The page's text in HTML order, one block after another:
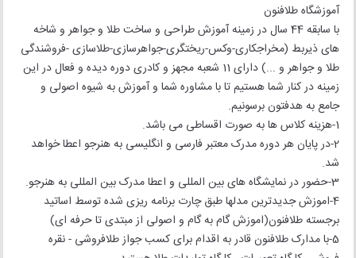
آموزشگاه طلافنون
با سابقه 44 سال در زمینه آموزش طراحی و ساخت طلا و جواهر و شاخه
های ذیربط (مخراجکاری-وکس-ریختگری-جواهرسازی-طلاسازی -فروشندگی
طلا و جواهر و ...) دارای 11 شعبه مجهز و کادری دوره دیده و فعال در این
زمینه در کنار شما هستیم تا با مشاوره شما و آموزش به شیوه اصولی و
جامع به هدفتون برسونیم.
1-هزینه کلاس ها به صورت اقساطی می باشد.
2-در پایان هر دوره مدرک معتبر فارسی و انگلیسی به هنرجو اعطا خواهد
شد.
3-حضور در نمایشگاه های بین المللی و اعطا مدرک بین المللی به هنرجو.
4-اموزش جدیدترین مدلها طبق چارت برنامه ریزی شده توسط اساتید
برجسته طلافنون(اموزش گام به گام و اصولی از مبتدی تا حرفه ای)
5-با مدارک طلافنون قادر به اقدام برای کسب جواز طلافروشی - نقره